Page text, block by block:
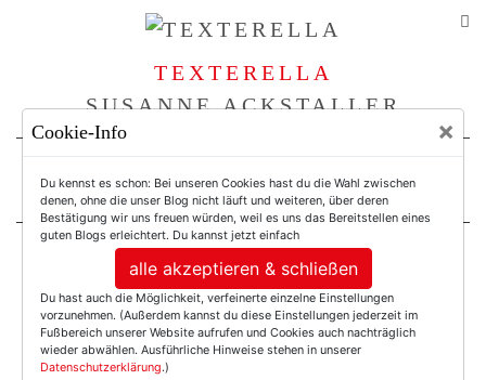
TEXTERELLA
SUSANNE ACKSTALLER
For Women. Not Girls.
Einträge mit dem
Tag: Recessionista
Cookie-Info ×
Du kennst es schon: Bei unseren Cookies hast du die Wahl zwischen
denen, ohne die unser Blog nicht läuft und weiteren, über deren
Bestätigung wir uns freuen würden, weil es uns das Bereitstellen eines
guten Blogs erleichtert. Du kannst jetzt einfach
alle akzeptieren & schließen
Du hast auch die Möglichkeit, verfeinerte einzelne Einstellungen
vorzunehmen. (Außerdem kannst du diese Einstellungen jederzeit im
Fußbereich unserer Website aufrufen und Cookies auch nachträglich
wieder abwählen. Ausführliche Hinweise stehen in unserer
Datenschutzerklärung.)